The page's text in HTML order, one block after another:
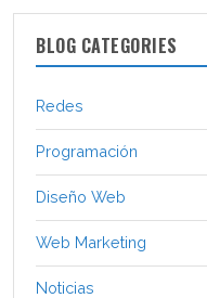
BLOG CATEGORIES
Redes
Programación
Diseño Web
Web Marketing
Noticias